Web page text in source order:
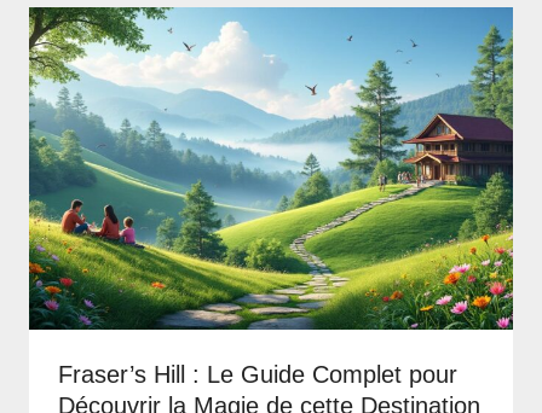
Fraser’s Hill : Le Guide Complet pour
Découvrir la Magie de cette Destination